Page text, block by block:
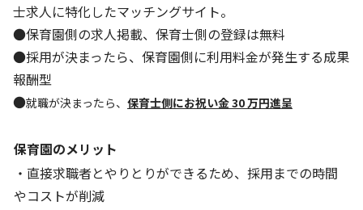
士求人に特化したマッチングサイト。
●保育園側の求人掲載、保育士側の登録は無料
●採用が決まったら、保育園側に利用料金が発生する成果
報酬型
●就職が決まったら、 保育士側にお祝い金 30 万円進呈
保育園のメリット
・直接求職者とやりとりができるため、採用までの時間
やコストが削減